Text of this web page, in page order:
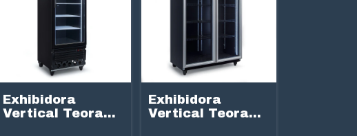
Exhibidora
Vertical Teora
Exhibidora
Vertical Teora